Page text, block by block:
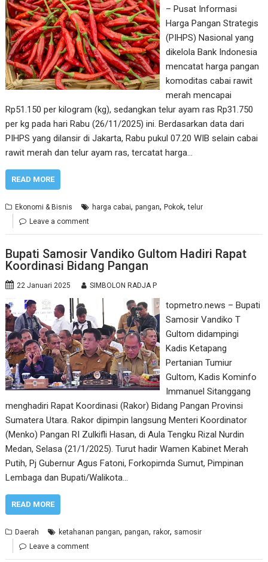
– Pusat Informasi
Harga Pangan Strategis
(PIHPS) Nasional yang
dikelola Bank Indonesia
mencatat harga pangan
komoditas cabai rawit
merah mencapai
Rp51.150 per kilogram (kg), sedangkan telur ayam ras Rp31.750
per kg pada hari Rabu (26/11/2025) ini. Berdasarkan data dari
PIHPS yang dilansir di Jakarta, Rabu pukul 07.20 WIB selain cabai
rawit merah dan telur ayam ras, tercatat harga…
READ MORE
Ekonomi & Bisnis harga cabai,pangan,Pokok,telur
Leave a comment
Bupati Samosir Vandiko Gultom Hadiri Rapat
Koordinasi Bidang Pangan
22 Januari 2025 SIMBOLON RADJA P
topmetro.news – Bupati
Samosir Vandiko T
Gultom didampingi
Kadis Ketapang
Pertanian Tumiur
Gultom, Kadis Kominfo
Immanuel Sitanggang
menghadiri Rapat Koordinasi (Rakor) Bidang Pangan Provinsi
Sumatera Utara. Rakor dipimpin langsung Menteri Koordinator
(Menko) Pangan RI Zulkifli Hasan, di Aula Tengku Rizal Nurdin
Medan, Selasa (21/1/2025). Turut hadir Wamen Kabinet Merah
Putih, Pj Gubernur Agus Fatoni, Forkopimda Sumut, Pimpinan
Lembaga dan Bupati/Walikota…
READ MORE
Daerah ketahanan pangan,pangan,rakor, samosir
Leave a comment